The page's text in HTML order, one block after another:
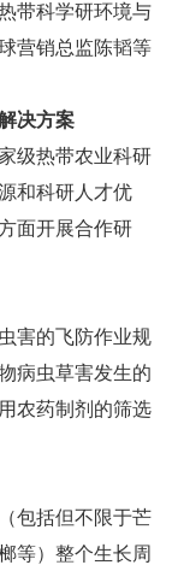
带科学研环境与
营销总监陈韬等
决方案
级热带农业科研
和科研人才优
面开展合作研
害的飞防作业规
病虫草害发生的
农药制剂的筛选
包括但不限于芒
等）整个生长周